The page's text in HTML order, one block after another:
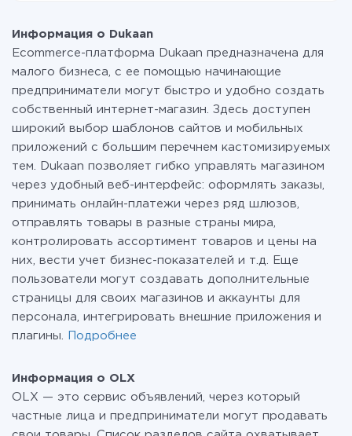
перейти на платный, при необходимости. Подробнее
отарифах
Информация о Dukaan
Ecommerce-платформа Dukaan предназначена для
малого бизнеса, с ее помощью начинающие
предприниматели могут быстро и удобно создать
собственный интернет-магазин. Здесь доступен
широкий выбор шаблонов сайтов и мобильных
приложений с большим перечнем кастомизируемых
тем. Dukaan позволяет гибко управлять магазином
через удобный веб-интерфейс: оформлять заказы,
принимать онлайн-платежи через ряд шлюзов,
отправлять товары в разные страны мира,
контролировать ассортимент товаров и цены на
них, вести учет бизнес-показателей и т.д. Еще
пользователи могут создавать дополнительные
страницы для своих магазинов и аккаунты для
персонала, интегрировать внешние приложения и
плагины.
Подробнее
Информация о OLX
OLX — это сервис объявлений, через который
частные лица и предприниматели могут продавать